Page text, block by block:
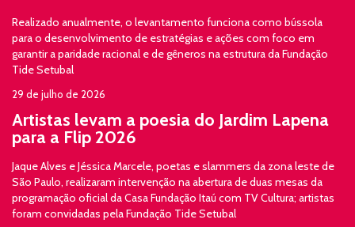
Realizado anualmente, o levantamento funciona como bússola
para o desenvolvimento de estratégias e ações com foco em
garantir a paridade racional e de gêneros na estrutura da Fundação
Tide Setubal
29 de julho de 2026
Artistas levam a poesia do Jardim Lapena
para a Flip 2026
Jaque Alves e Jéssica Marcele, poetas e slammers da zona leste de
São Paulo, realizaram intervenção na abertura de duas mesas da
programação oficial da Casa Fundação Itaú com TV Cultura; artistas
foram convidadas pela Fundação Tide Setubal